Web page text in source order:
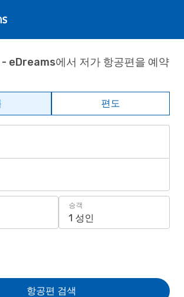
eDreams에서 저가 항공편을 예약
편도
승객
1 성인
항공편 검색